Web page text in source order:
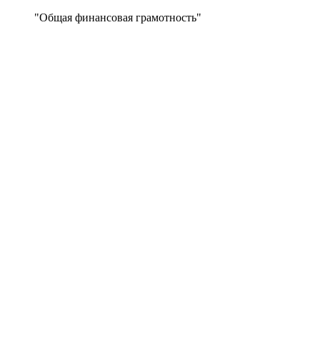
"Общая финансовая грамотность"